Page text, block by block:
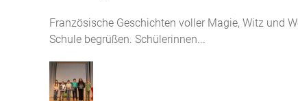
Französische Geschichten voller Magie, Witz und
Schule begrüßen. Schülerinnen...